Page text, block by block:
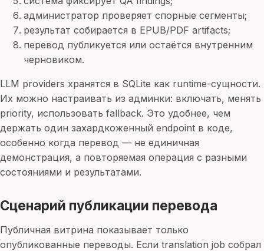
администратор проверяет спорные сегменты;
результат собирается в EPUB/PDF artifacts;
перевод публикуется или остаётся внутренним
черновиком.
LLM providers хранятся в SQLite как runtime-сущности.
Их можно настраивать из админки: включать, менять
priority, использовать fallback. Это удобнее, чем
держать один захардкоженный endpoint в коде,
особенно когда перевод — не единичная
демонстрация, а повторяемая операция с разными
состояниями и результатами.
Сценарий публикации перевода
Публичная витрина показывает только
опубликованные переводы. Если translation job собрал